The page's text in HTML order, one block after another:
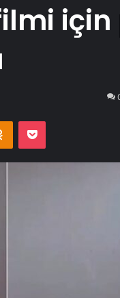
için
Odnoklassniki
Pocket